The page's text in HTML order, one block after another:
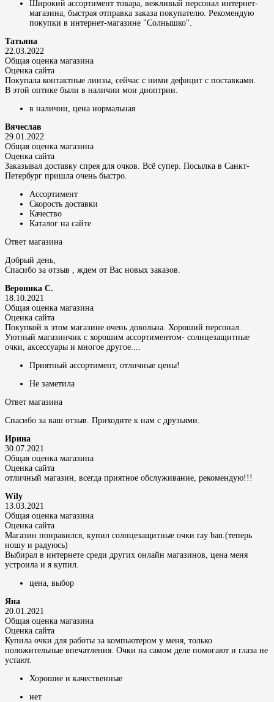
Широкий ассортимент товара, вежливый персонал интернет-
магазина, быстрая отправка заказа покупателю. Рекомендую
покупки в интернет-магазине "Солнышко".
Татьяна
22.03.2022
Общая оценка магазина
Оценка сайта
Покупала контактные линзы, сейчас с ними дефицит с поставками.
В этой оптике были в наличии мои диоптрии.
в наличии, цена нормальная
Вячеслав
29.01.2022
Общая оценка магазина
Оценка сайта
Заказывал доставку спрея для очков. Всё супер. Посылка в Санкт-
Петербург пришла очень быстро.
Ассортимент
Скорость доставки
Качество
Каталог на сайте
Ответ магазина
Добрый день,
Спасибо за отзыв , ждем от Вас новых заказов.
Вероника С.
18.10.2021
Общая оценка магазина
Оценка сайта
Покупкой в этом магазине очень довольна. Хороший персонал.
Уютный магазинчик с хорошим ассортиментом- солнцезащитные
очки, аксессуары и многое другое....
Приятный ассортимент, отличные цены!
Не заметила
Ответ магазина
Спасибо за ваш отзыв. Приходите к нам с друзьями.
Ирина
30.07.2021
Общая оценка магазина
Оценка сайта
отличный магазин, всегда приятное обслуживание, рекомендую!!!
Wily
13.03.2021
Общая оценка магазина
Оценка сайта
Магазин понравился, купил солнцезащитные очки ray ban.(теперь
ношу и радуюсь)
Выбирал в интернете среди других онлайн магазинов, цена меня
устроила и я купил.
цена, выбор
Яна
20.01.2021
Общая оценка магазина
Оценка сайта
Купила очки для работы за компьютером у меня, только
положительные впечатления. Очки на самом деле помогают и глаза не
устают.
Хорошие и качественные
нет